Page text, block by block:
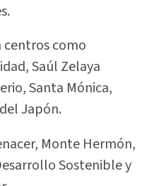
centros como
Saúl Zelaya
Santa Mónica,
Japón.
Monte Hermón,
Sostenible y